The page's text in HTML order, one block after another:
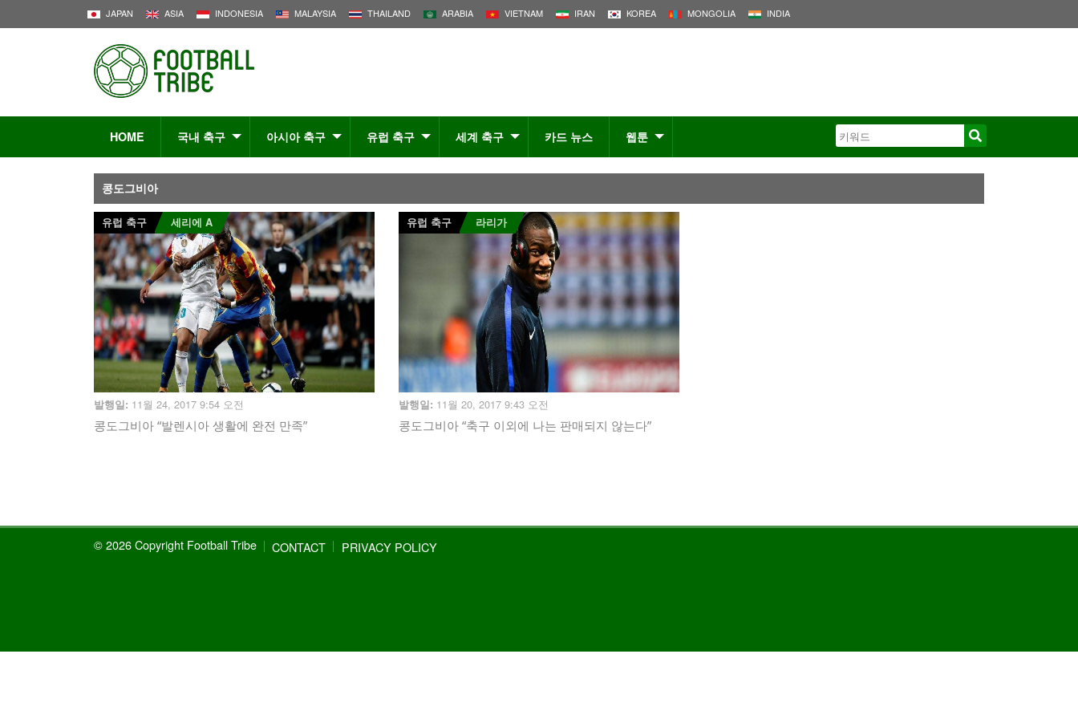
JAPAN ASIA INDONESIA MALAYSIA THAILAND ARABIA VIETNAM IRAN KOREA MONGOLIA INDIA
HOME 국내 축구 아시아 축구 유럽 축구 세계 축구 카드 뉴스 웹툰
콩도그비아
유럽 축구 세리에 A
발행일: 11월 24, 2017 9:54 오전
콩도그비아 “발렌시아 생활에 완전 만족”
유럽 축구 라리가
발행일: 11월 20, 2017 9:43 오전
콩도그비아 “축구 이외에 나는 판매되지 않는다”
© 2026 Copyright Football Tribe CONTACT PRIVACY POLICY